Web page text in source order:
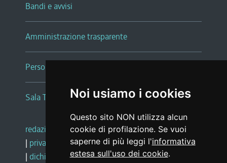
Noi usiamo i cookies
Questo sito NON utilizza alcun
cookie di profilazione. Se vuoi
saperne di più leggi l'informativa
estesa sull'uso dei cookie.
Bandi e avvisi
Amministrazione trasparente
Persone e Uffici
Sala Tiziano Tessitori
redazione web |note legali |glossario
| privacy
social media policy
| dichiarazione di accessibilità |feedback